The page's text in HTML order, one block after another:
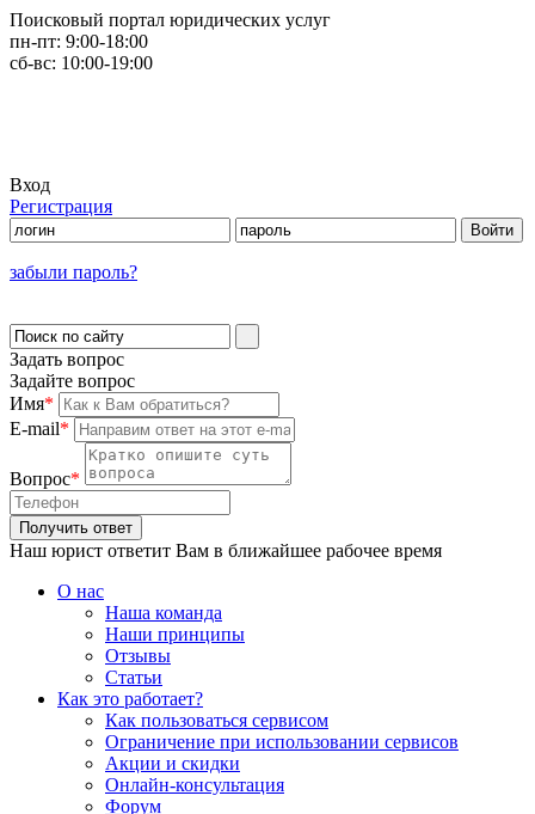
Поисковый портал юридических услуг
пн-пт: 9:00-18:00
сб-вс: 10:00-19:00
Вход
Регистрация
забыли пароль?
Задать вопрос
Задайте вопрос
Имя*
E-mail*
Вопрос*
Наш юрист ответит Вам в ближайшее рабочее время
О нас
Наша команда
Наши принципы
Отзывы
Статьи
Как это работает?
Как пользоваться сервисом
Ограничение при использовании сервисов
Акции и скидки
Онлайн-консультация
Форум